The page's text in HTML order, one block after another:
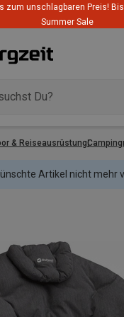
zum unschlagbaren Preis!
Summer Sale
& Reiseausrüstung
Artikel nicht mehr